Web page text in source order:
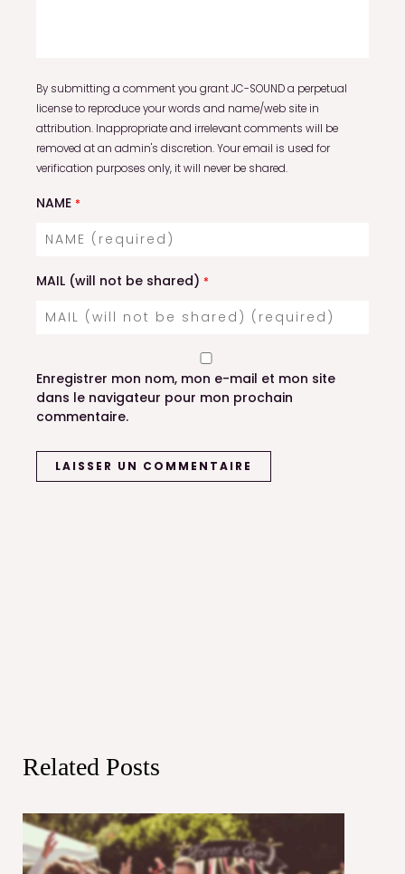
By submitting a comment you grant JC-SOUND a perpetual
license to reproduce your words and name/web site in
attribution. Inappropriate and irrelevant comments will be
removed at an admin's discretion. Your email is used for
verification purposes only, it will never be shared.
NAME *
MAIL (will not be shared) *
Enregistrer mon nom, mon e-mail et mon site
dans le navigateur pour mon prochain
commentaire.
Related Posts